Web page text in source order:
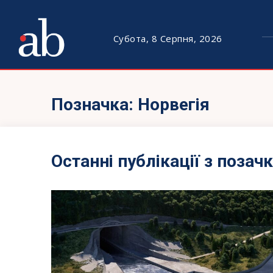
Субота, 8 Серпня, 2026
Позначка: Норвегія
Останні публікації з